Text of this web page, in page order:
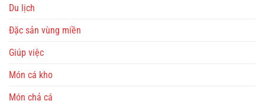
Du lịch
Đặc sản vùng miền
Giúp việc
Món cá kho
Món chả cá